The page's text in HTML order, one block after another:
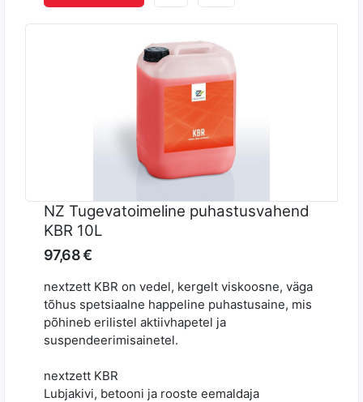
NZ Tugevatoimeline puhastusvahend
KBR 10L
97,68 €
nextzett KBR on vedel, kergelt viskoosne, väga
tõhus spetsiaalne happeline puhastusaine, mis
põhineb erilistel aktiivhapetel ja
suspendeerimisainetel.
nextzett KBR
Lubjakivi, betooni ja rooste eemaldaja